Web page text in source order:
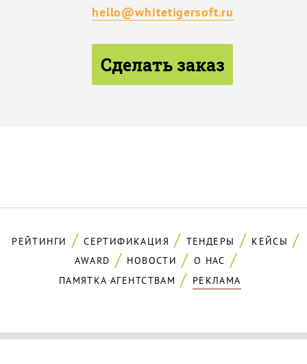
hello@whitetigersoft.ru
Сделать заказ
РЕЙТИНГИ СЕРТИФИКАЦИЯ ТЕНДЕРЫ
КЕЙСЫ
AWARD
НОВОСТИ
О НАС
ПАМЯТКА АГЕНТСТВАМ
РЕКЛАМА